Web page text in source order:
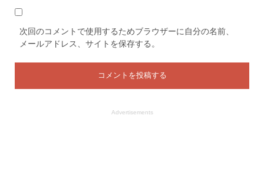
次回のコメントで使用するためブラウザーに自分の名前、
メールアドレス、サイトを保存する。
Advertisements